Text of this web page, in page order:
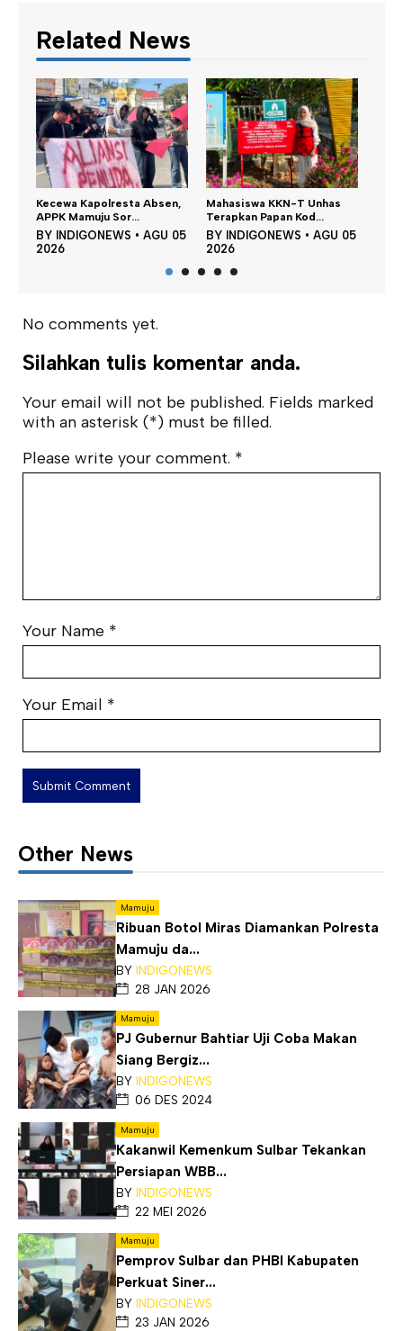
Related News
Absen,
AGU 05
Mahasiswa KKN-T Unhas
Terapkan Papan Kod...
BY INDIGONEWS •
AGU 05
Satu DPO Pengeroyokan
SPBU Tapalang Dita...
BY INDIGONEWS •
No comments yet.
Silahkan tulis komentar anda.
Your email will not be published. Fields marked
with an asterisk (*) must be filled.
Please write your comment. *
Your Name *
Your Email *
Other News
Mamuju
Ribuan Botol Miras Diamankan Polresta
Mamuju da...
BY INDIGONEWS
28 JAN 2026
Mamuju
PJ Gubernur Bahtiar Uji Coba Makan
Siang Bergiz...
BY INDIGONEWS
06 DES 2024
Mamuju
Kakanwil Kemenkum Sulbar Tekankan
Persiapan WBB...
BY INDIGONEWS
22 MEI 2026
Mamuju
Pemprov Sulbar dan PHBI Kabupaten
Perkuat Siner...
BY INDIGONEWS
23 JAN 2026